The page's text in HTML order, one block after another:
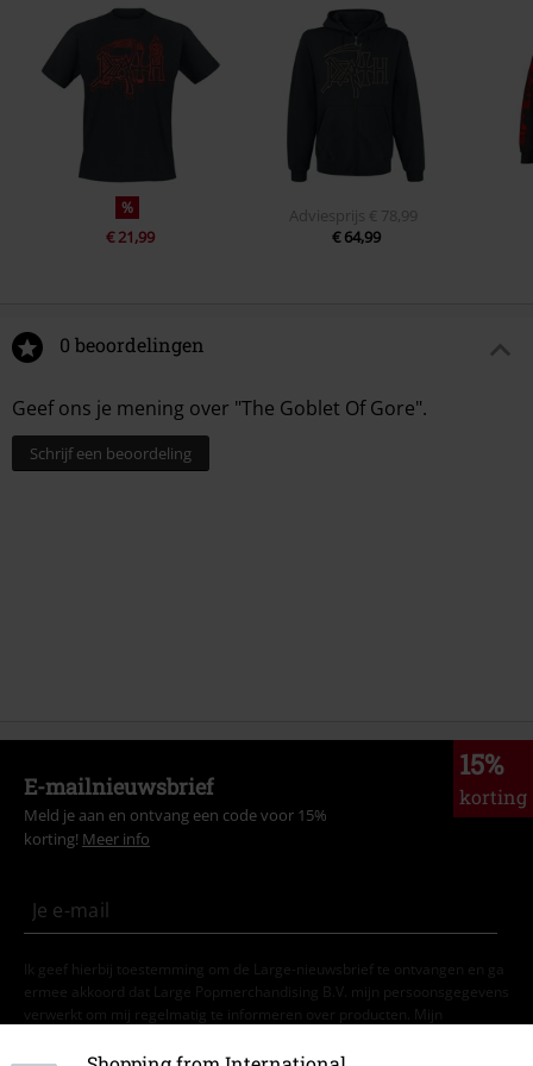
%
€ 21,99
Adviesprijs
€ 78,99
€ 64,99
0 beoordelingen
Geef ons je mening over "The Goblet Of Gore".
Schrijf een beoordeling
15%
korting
E-mailnieuwsbrief
Meld je aan en ontvang een code voor 15%
korting! Meer info
Ik geef hierbij toestemming om de Large-nieuwsbrief te ontvangen en ga
ermee akkoord dat Large Popmerchandising B.V. mijn persoonsgegevens
verwerkt om mij regelmatig te informeren over producten. Mijn
bepalingen van hetPrivacybeleid. Ik kan mijn toestemming te allen tijde